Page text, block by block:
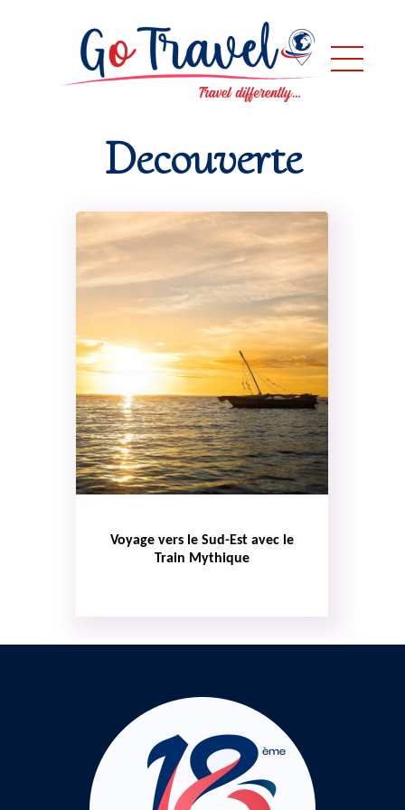
Decouverte
Voyage vers le Sud-Est avec le
Train Mythique